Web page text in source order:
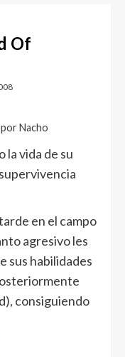
Of
Nacho
la vida de su
en el campo
agresivo les
sus habilidades
consiguiendo